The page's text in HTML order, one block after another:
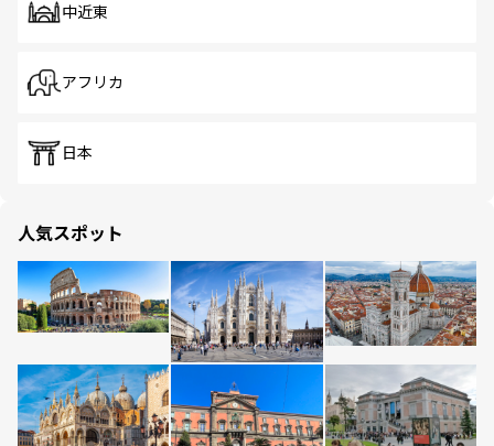
中近東
アフリカ
日本
人気スポット